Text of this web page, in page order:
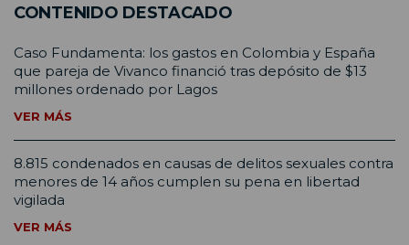
CONTENIDO DESTACADO
Caso Fundamenta: los gastos en Colombia y España
que pareja de Vivanco financió tras depósito de $13
millones ordenado por Lagos
VER MÁS
8.815 condenados en causas de delitos sexuales contra
menores de 14 años cumplen su pena en libertad
vigilada
VER MÁS